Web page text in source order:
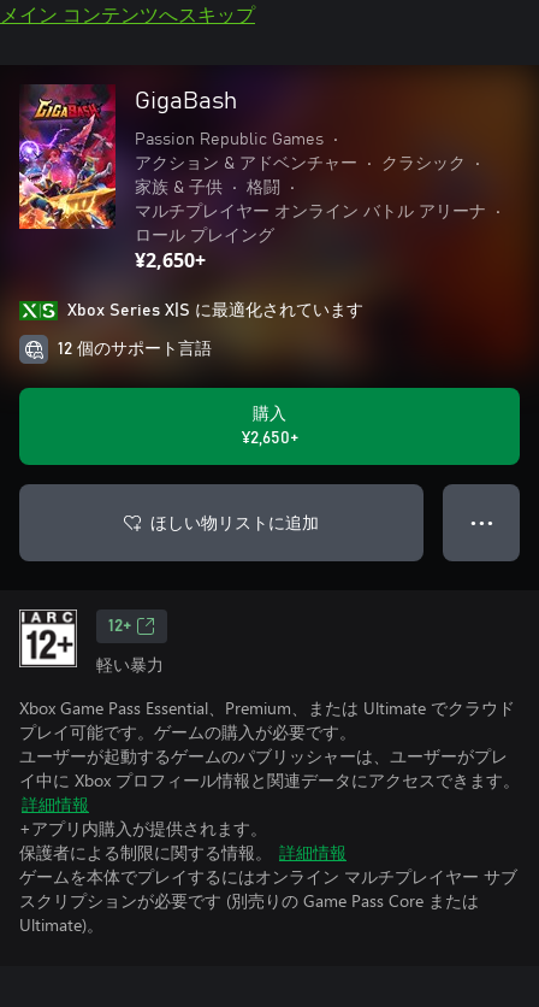
メイン コンテンツへスキップ
GigaBash
Passion Republic Games
•
アクション & アドベンチャー
• クラシック
•
家族 & 子供
• 格闘
•
マルチプレイヤー オンライン バトル アリーナ
•
ロール プレイング
¥2,650+
Xbox Series X|S に最適化されています
12 個のサポート言語
購入
¥2,650+
ほしい物リストに追加 ● ● ●
12+
軽い暴力
Xbox Game Pass Essential、Premium、または Ultimate でクラウド
プレイ可能です。ゲームの購入が必要です。
ユーザーが起動するゲームのパブリッシャーは、ユーザーがプレ
イ中に Xbox プロフィール情報と関連データにアクセスできます。
詳細情報
+アプリ内購入が提供されます。
保護者による制限に関する情報。
詳細情報
ゲームを本体でプレイするにはオンライン マルチプレイヤー サブ
スクリプションが必要です (別売りの Game Pass Core または
Ultimate)。